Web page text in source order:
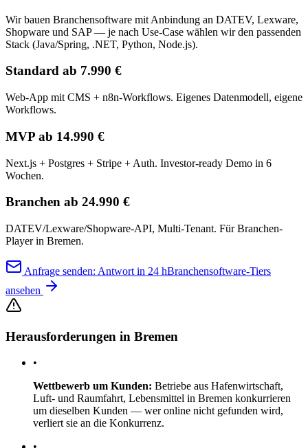
Wir bauen Branchensoftware mit Anbindung an DATEV, Lexware,
Shopware und SAP — je nach Use-Case wählen wir den passenden
Stack (Java/Spring, .NET, Python, Node.js).
Standard ab 7.990 €
Web-App mit CMS + n8n-Workflows. Eigenes Datenmodell, eigene
Workflows.
MVP ab 14.990 €
Next.js + Postgres + Stripe + Auth. Investor-ready Demo in 6
Wochen.
Branchen ab 24.990 €
DATEV/Lexware/Shopware-API, Multi-Tenant. Für Branchen-
Player in Bremen.
Anfrage senden: Antwort in 24 hBranchensoftware-Tiers
ansehen
Herausforderungen in Bremen
•
Wettbewerb um Kunden: Betriebe aus Hafenwirtschaft,
Luft- und Raumfahrt, Lebensmittel in Bremen konkurrieren
um dieselben Kunden — wer online nicht gefunden wird,
verliert sie an die Konkurrenz.